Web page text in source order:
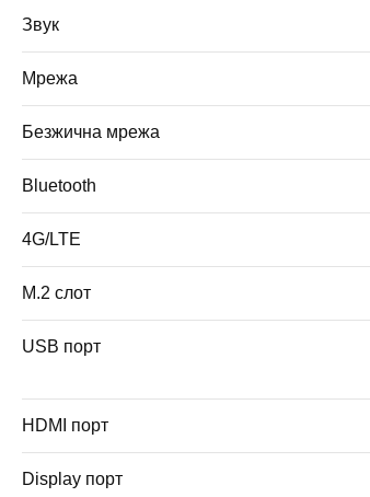
Звук
Мрежа
Безжична мрежа
Bluetooth
4G/LTE
M.2 слот
USB порт
HDMI порт
Display порт